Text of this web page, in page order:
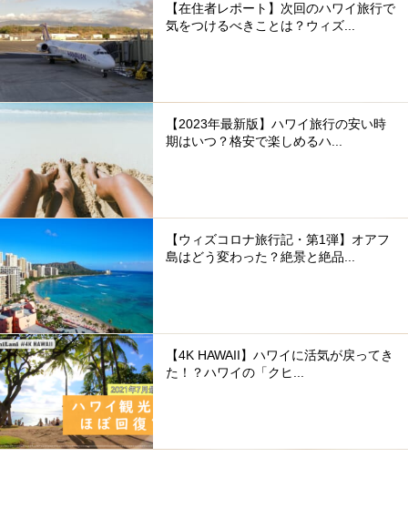
【在住者レポート】次回のハワイ旅行で
気をつけるべきことは？ウィズ...
【2023年最新版】ハワイ旅行の安い時
期はいつ？格安で楽しめるハ...
【ウィズコロナ旅行記・第1弾】オアフ
島はどう変わった？絶景と絶品...
【4K HAWAII】ハワイに活気が戻ってき
た！？ハワイの「クヒ...